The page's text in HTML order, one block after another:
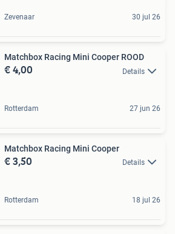
Zevenaar 30 jul 26
Matchbox Racing Mini Cooper ROOD
€ 4,00 Details
Rotterdam 27 jun 26
Matchbox Racing Mini Cooper
€ 3,50 Details
Rotterdam 18 jul 26